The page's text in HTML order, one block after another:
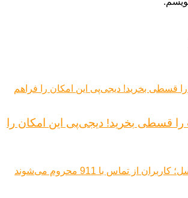
قسطی بخرید! دیجی‌پی این امکان را